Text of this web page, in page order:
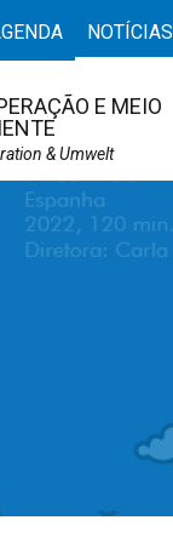
NOTÍCIAS
E MEIO
& Umwelt